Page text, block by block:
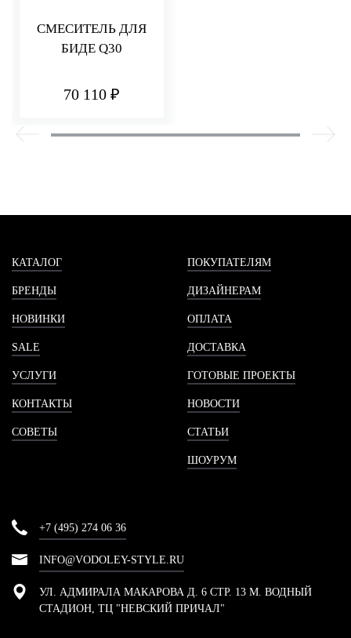
СМЕСИТЕЛЬ ДЛЯ
БИДЕ Q30
70 110 ₽
КАТАЛОГ
БРЕНДЫ
НОВИНКИ
SALE
УСЛУГИ
КОНТАКТЫ
СОВЕТЫ
ПОКУПАТЕЛЯМ
ДИЗАЙНЕРАМ
ОПЛАТА
ДОСТАВКА
ГОТОВЫЕ ПРОЕКТЫ
НОВОСТИ
СТАТЬИ
ШОУРУМ
+7 (495) 274 06 36
INFO@VODOLEY-STYLE.RU
УЛ. АДМИРАЛА МАКАРОВА Д. 6 СТР. 13 М. ВОДНЫЙ
СТАДИОН, ТЦ "НЕВСКИЙ ПРИЧАЛ"